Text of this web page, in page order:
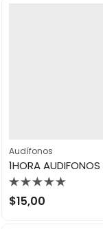
Audífonos
Valorado
con
$15,00